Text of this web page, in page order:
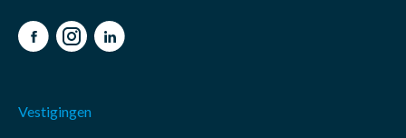
FacebookInstagramLinkedIn
Vestigingen